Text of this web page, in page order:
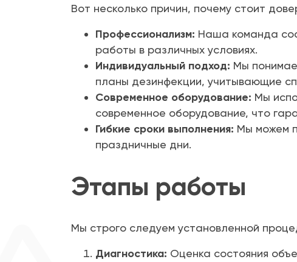
Вот несколько причин, почему стоит
Профессионализм: Наша команда
работы в различных условиях.
Индивидуальный подход: Мы
планы дезинфекции, учитывающие
Современное оборудование: Мы
современное оборудование, что
Гибкие сроки выполнения: Мы можем
праздничные дни.
Этапы работы
Мы строго следуем установленной
Диагностика: Оценка состояния